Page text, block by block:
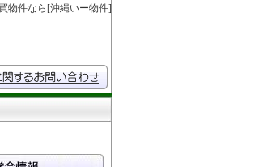
物件なら[沖縄いー物件]